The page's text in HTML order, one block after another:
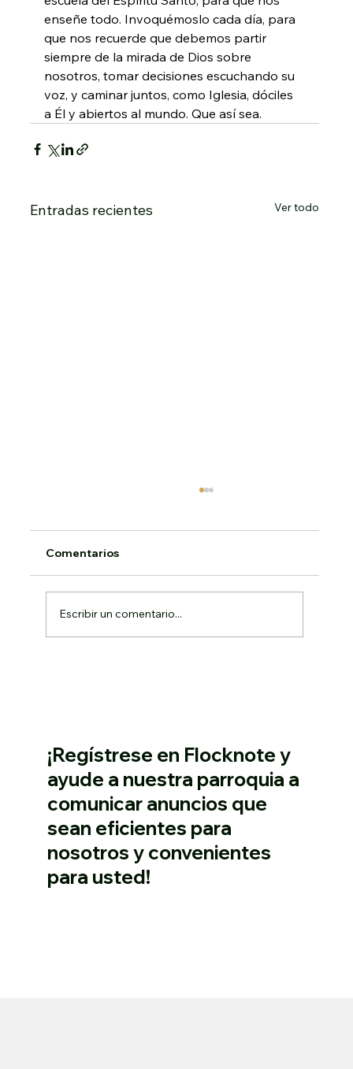
enseñe todo. Invoquémoslo cada día, para
que nos recuerde que debemos partir
siempre de la mirada de Dios sobre
nosotros, tomar decisiones escuchando su
voz, y caminar juntos, como Iglesia, dóciles
a Él y abiertos al mundo. Que así sea.
Entradas recientes Ver todo
SOLEMNIDAD DEL CORPUS CHRISTI
II San Juan de Letrán, jueves 11 de junio de
1998 1. «Tú caminas a lo...
Comentarios
Escribir un comentario...
¡Regístrese en Flocknote y
ayude a nuestra parroquia a
comunicar anuncios que
sean eficientes para
nosotros y convenientes
para usted!